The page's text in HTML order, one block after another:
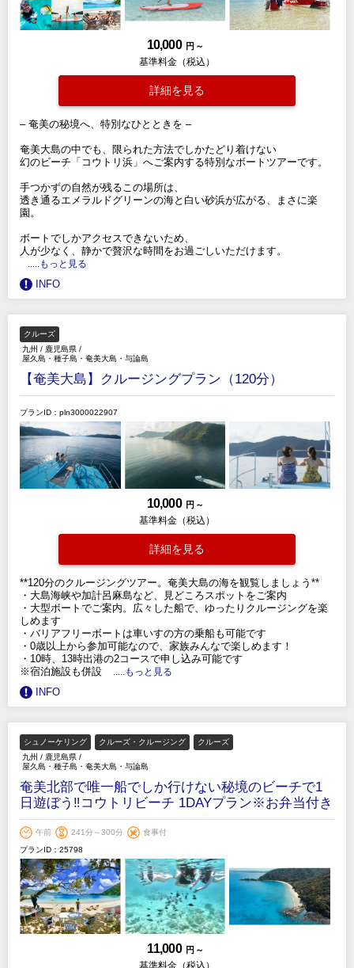
10,000 円 ～
基準料金（税込）
詳細を見る
– 奄美の秘境へ、特別なひとときを –
奄美大島の中でも、限られた方法でしかたどり着けない
幻のビーチ「コウトリ浜」へご案内する特別なボートツアーです。
手つかずの自然が残るこの場所は、
透き通るエメラルドグリーンの海と白い砂浜が広がる、まさに楽
園。
ボートでしかアクセスできないため、
人が少なく、静かで贅沢な時間をお過ごしいただけます。
.....もっと見る
INFO
クルーズ
九州 / 鹿児島県 /
屋久島・種子島・奄美大島・与論島
【奄美大島】クルージングプラン（120分）
プランID：pln3000022907
10,000 円 ～
基準料金（税込）
詳細を見る
**120分のクルージングツアー。奄美大島の海を観覧しましょう**
・大島海峡や加計呂麻島など、見どころスポットをご案内
・大型ボートでご案内。広々した船で、ゆったりクルージングを楽
しめます
・バリアフリーボートは車いすの方の乗船も可能です
・0歳以上から参加可能なので、家族みんなで楽しめます！
・10時、13時出港の2コースで申し込み可能です
※宿泊施設も併設
.....もっと見る
INFO
シュノーケリング クルーズ・クルージング
クルーズ
九州 / 鹿児島県 /
屋久島・種子島・奄美大島・与論島
奄美北部で唯一船でしか行けない秘境のビーチで1
日遊ぼう‼️コウトリビーチ 1DAYプラン※お弁当付き
午前 241分～300分
食事付
プランID：25798
11,000 円 ～
基準料金（税込）